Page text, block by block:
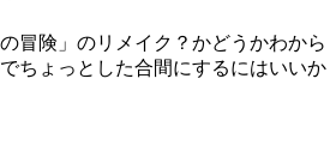
冒険」のリメイク？かどうかわから
ちょっとした合間にするにはいいか